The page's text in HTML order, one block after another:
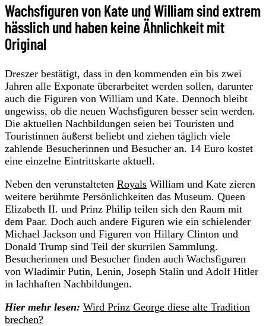
Wachsfiguren von Kate und William sind extrem
hässlich und haben keine Ähnlichkeit mit
Original
Dreszer bestätigt, dass in den kommenden ein bis zwei
Jahren alle Exponate überarbeitet werden sollen, darunter
auch die Figuren von William und Kate. Dennoch bleibt
ungewiss, ob die neuen Wachsfiguren besser sein werden.
Die aktuellen Nachbildungen seien bei Touristen und
Touristinnen äußerst beliebt und ziehen täglich viele
zahlende Besucherinnen und Besucher an. 14 Euro kostet
eine einzelne Eintrittskarte aktuell.
Neben den verunstalteten Royals William und Kate zieren
weitere berühmte Persönlichkeiten das Museum. Queen
Elizabeth II. und Prinz Philip teilen sich den Raum mit
dem Paar. Doch auch andere Figuren wie ein schielender
Michael Jackson und Figuren von Hillary Clinton und
Donald Trump sind Teil der skurrilen Sammlung.
Besucherinnen und Besucher finden auch Wachsfiguren
von Wladimir Putin, Lenin, Joseph Stalin und Adolf Hitler
in lachhaften Nachbildungen.
Hier mehr lesen: Wird Prinz George diese alte Tradition
brechen?